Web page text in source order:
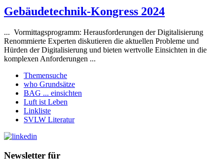
Gebäudetechnik-Kongress 2024
... Vormittagsprogramm: Herausforderungen der Digitalisierung
Renommierte Experten diskutieren die aktuellen Probleme und
Hürden der Digitalisierung und bieten wertvolle Einsichten in die
komplexen Anforderungen ...
Themensuche
who Grundsätze
BAG ... einsichten
Luft ist Leben
Linkliste
SVLW Literatur
Newsletter für